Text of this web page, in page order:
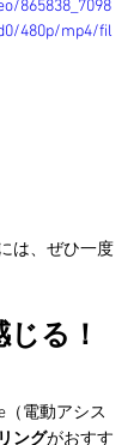
865838_7098
480p/mp4/fil
は、ぜひ一度
る！
（電動アシス
ングがおすす